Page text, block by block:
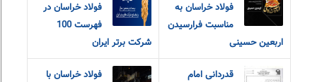
فولاد خراسان به
مناسبت فرارسیدن
اربعین حسینی
فولاد خراسان در
فهرست 100
شرکت برتر ایران
قدردانی امام
فولاد خراسان با